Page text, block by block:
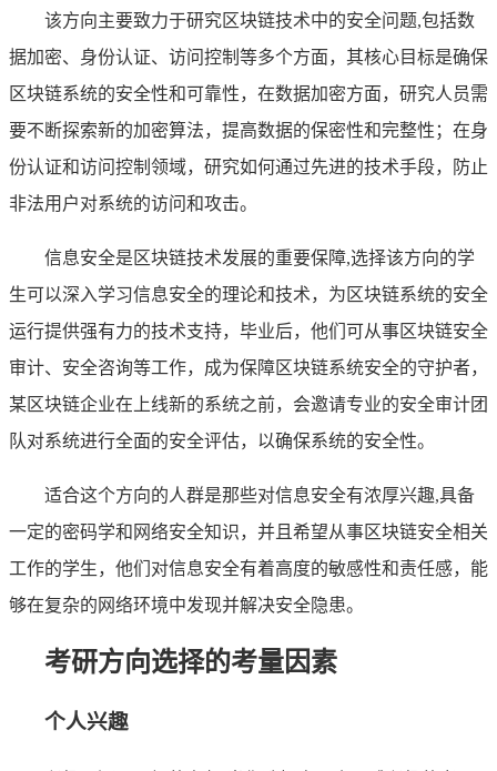
该方向主要致力于研究区块链技术中的安全问题,包括数
据加密、身份认证、访问控制等多个方面，其核心目标是确保
区块链系统的安全性和可靠性，在数据加密方面，研究人员需
要不断探索新的加密算法，提高数据的保密性和完整性；在身
份认证和访问控制领域，研究如何通过先进的技术手段，防止
非法用户对系统的访问和攻击。
信息安全是区块链技术发展的重要保障,选择该方向的学
生可以深入学习信息安全的理论和技术，为区块链系统的安全
运行提供强有力的技术支持，毕业后，他们可从事区块链安全
审计、安全咨询等工作，成为保障区块链系统安全的守护者，
某区块链企业在上线新的系统之前，会邀请专业的安全审计团
队对系统进行全面的安全评估，以确保系统的安全性。
适合这个方向的人群是那些对信息安全有浓厚兴趣,具备
一定的密码学和网络安全知识，并且希望从事区块链安全相关
工作的学生，他们对信息安全有着高度的敏感性和责任感，能
够在复杂的网络环境中发现并解决安全隐患。
考研方向选择的考量因素
个人兴趣